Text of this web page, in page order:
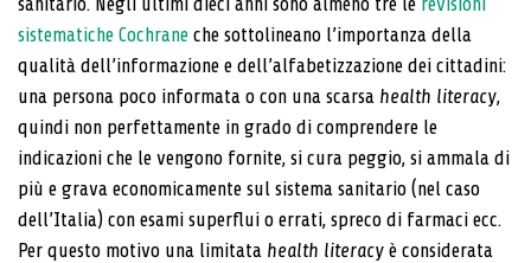
sistematiche Cochrane che sottolineano l’importanza della
qualità dell’informazione e dell’alfabetizzazione dei cittadini:
una persona poco informata o con una scarsa health literacy,
quindi non perfettamente in grado di comprendere le
indicazioni che le vengono fornite, si cura peggio, si ammala di
più e grava economicamente sul sistema sanitario (nel caso
dell’Italia) con esami superflui o errati, spreco di farmaci ecc.
Per questo motivo una limitata health literacy è considerata